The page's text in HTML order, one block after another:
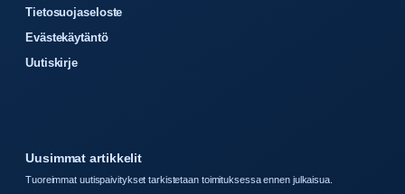
Tietosuojaseloste
Evästekäytäntö
Uutiskirje
Uusimmat artikkelit
Tuoreimmat uutispaivitykset tarkistetaan toimituksessa ennen julkaisua.